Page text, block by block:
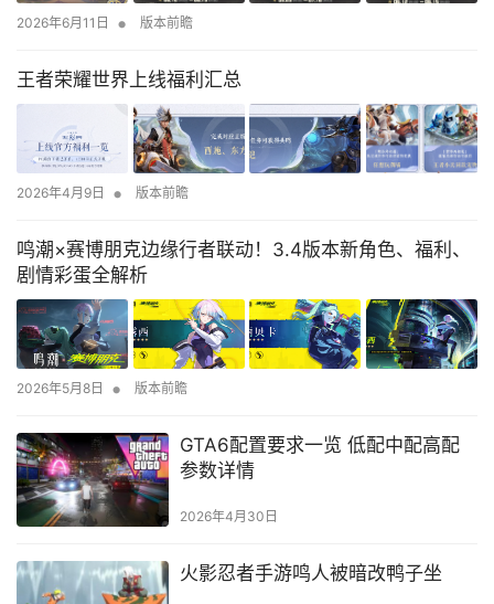
2026年6月11日 • 版本前瞻
王者荣耀世界上线福利汇总
2026年4月9日 • 版本前瞻
鸣潮×赛博朋克边缘行者联动！3.4版本新角色、福利、
剧情彩蛋全解析
2026年5月8日 • 版本前瞻
GTA6配置要求一览 低配中配高配
参数详情
2026年4月30日
火影忍者手游鸣人被暗改鸭子坐